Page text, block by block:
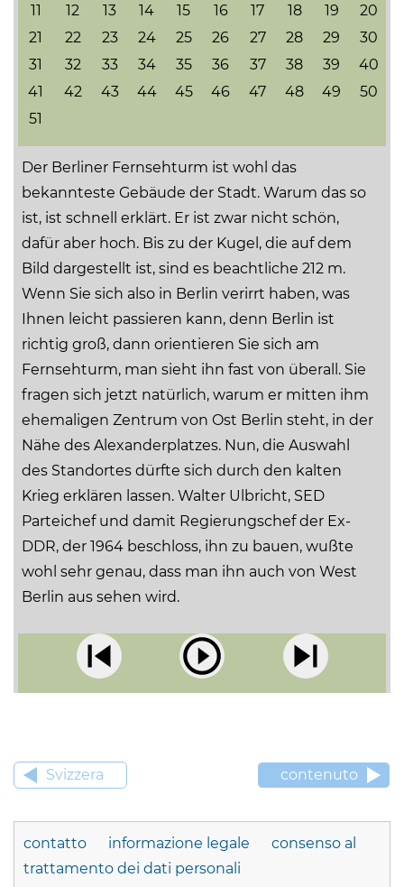
Der Berliner Fernsehturm ist wohl das
bekannteste Gebäude der Stadt. Warum das so
ist, ist schnell erklärt. Er ist zwar nicht schön,
dafür aber hoch. Bis zu der Kugel, die auf dem
Bild dargestellt ist, sind es beachtliche 212 m.
Wenn Sie sich also in Berlin verirrt haben, was
Ihnen leicht passieren kann, denn Berlin ist
richtig groß, dann orientieren Sie sich am
Fernsehturm, man sieht ihn fast von überall. Sie
fragen sich jetzt natürlich, warum er mitten ihm
ehemaligen Zentrum von Ost Berlin steht, in der
Nähe des Alexanderplatzes. Nun, die Auswahl
des Standortes dürfte sich durch den kalten
Krieg erklären lassen. Walter Ulbricht, SED
Parteichef und damit Regierungschef der Ex-
DDR, der 1964 beschloss, ihn zu bauen, wußte
wohl sehr genau, dass man ihn auch von West
Berlin aus sehen wird.
11
12 13 14 15 16 17 18 19
20
21
22 23 24 25 26 27 28 29
30
31
32 33 34 35 36 37 38 39
40
41
42 43 44 45 46 47 48 49
50
51
Svizzera contenuto
contatto informazione legale
consenso al
trattamento dei dati personali